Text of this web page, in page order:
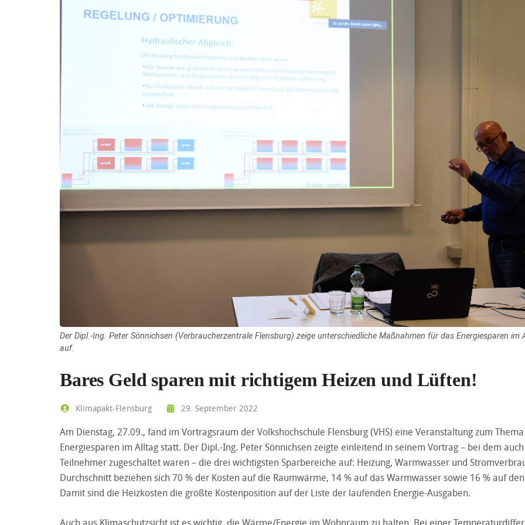
Der Dipl.-Ing. Peter Sönnichsen (Verbraucherzentrale Flensburg) zeige unterschiedliche Maßnahmen für das Energiesparen im
auf.
Bares Geld sparen mit richtigem Heizen und Lüften!
Klimapakt-Flensburg 29. September 2022
Am Dienstag, 27.09., fand im Vortragsraum der Volkshochschule Flensburg (VHS) eine Veranstaltung zum Thema
Energiesparen im Alltag statt. Der Dipl.-Ing. Peter Sönnichsen zeigte einleitend in seinem Vortrag – bei dem
Teilnehmer zugeschaltet waren – die drei wichtigsten Sparbereiche auf: Heizung, Warmwasser und
Durchschnitt beziehen sich 70 % der Kosten auf die Raumwärme, 14 % auf das Warmwasser sowie 16 % auf
Damit sind die Heizkosten die größte Kostenposition auf der Liste der laufenden Energie-Ausgaben.